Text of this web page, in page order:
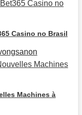
Casino no Brasil
Machines à